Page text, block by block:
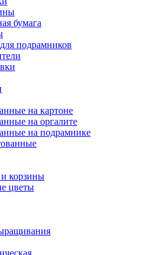
бумага
подрамников
на картоне
на оргалите
на подрамнике
корзины
цветы